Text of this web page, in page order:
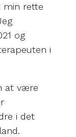
min rette
og
i
at være
i det